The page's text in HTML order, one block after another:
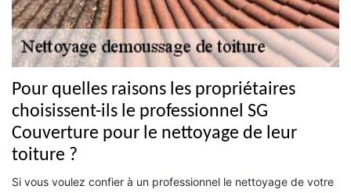
Pour quelles raisons les propriétaires
choisissent-ils le professionnel SG
Couverture pour le nettoyage de leur
toiture ?
Si vous voulez confier à un professionnel le nettoyage de votre